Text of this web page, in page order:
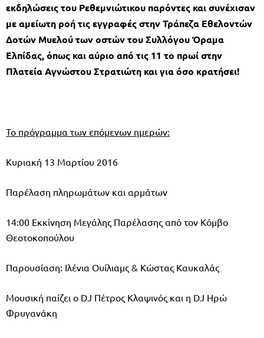
εκδηλώσεις του Ρεθεμνιώτικου παρόντες και συνέχισαν
με αμείωτη ροή τις εγγραφές στην Τράπεζα Εθελοντών
Δοτών Μυελού των οστών του Συλλόγου Όραμα
Ελπίδας, όπως και αύριο από τις 11 το πρωί στην
Πλατεία Αγνώστου Στρατιώτη και για όσο κρατήσει!
Το πρόγραμμα των επόμενων ημερών:
Κυριακή 13 Μαρτίου 2016
Παρέλαση πληρωμάτων και αρμάτων
14:00 Εκκίνηση Μεγάλης Παρέλασης από τον Κόμβο
Θεοτοκοπούλου
Παρουσίαση: Ιλένια Ουίλιαμς & Κώστας Καυκαλάς
Μουσική παίζει ο DJ Πέτρος Κλαψινός και η DJ Ηρώ
Φρυγανάκη